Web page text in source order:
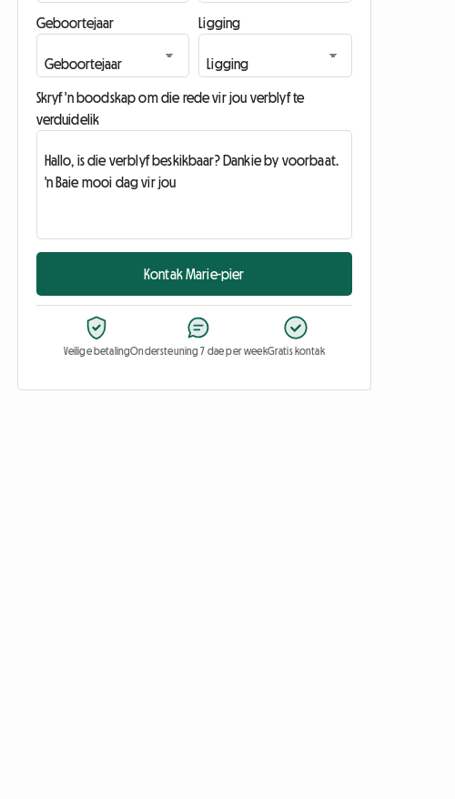
Geboortejaar Ligging
Skryf 'n boodskap om die rede vir jou verblyf te
verduidelik
Kontak Marie-pier
Veilige betalingOndersteuning 7 dae per weekGratis kontak